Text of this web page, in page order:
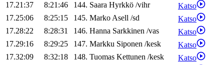
17.21:37
8:21:46 144. Saara Hyrkkö /vihr
Katso
17.25:06
8:25:15 145. MarkoAsell /sd
Katso
17.28:22
8:28:31 146. Hanna Sarkkinen /vas
Katso
17.29:16
8:29:25 147. Markku Siponen /kesk
Katso
17.32:09
8:32:18 148. Tuomas Kettunen /kesk
Katso